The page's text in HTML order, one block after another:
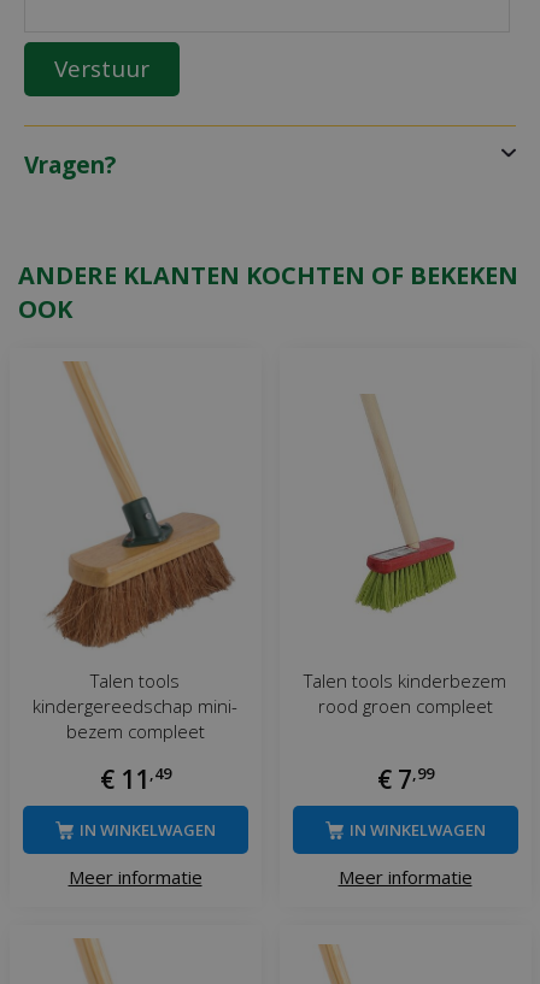
Vragen?
ANDERE KLANTEN KOCHTEN OF BEKEKEN
OOK
Talen tools
kindergereedschap mini-
bezem compleet
€ 11 ,49
Meer informatie
IN WINKELWAGEN
Talen tools kinderbezem
rood groen compleet
€ 7,99
Meer informatie
IN WINKELWAGEN